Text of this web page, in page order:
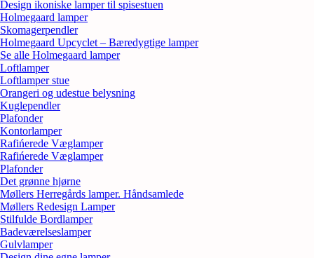
Design ikoniske lamper til spisestuen
Holmegaard lamper
Skomagerpendler
Holmegaard Upcyclet – Bæredygtige lamper
Se alle Holmegaard lamper
Loftlamper
Loftlamper stue
Orangeri og udestue belysning
Kuglependler
Plafonder
Kontorlamper
Rafińerede Væglamper
Rafińerede Væglamper
Plafonder
Det grønne hjørne
Møllers Herregårds lamper. Håndsamlede
Møllers Redesign Lamper
Stilfulde Bordlamper
Badeværelseslamper
Gulvlamper